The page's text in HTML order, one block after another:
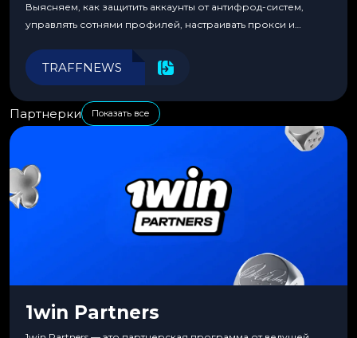
Выясняем, как защитить аккаунты от антифрод-систем,
управлять сотнями профилей, настраивать прокси и
эффективности.
TRAFFNEWS
Партнерки Показать все
1win Partners